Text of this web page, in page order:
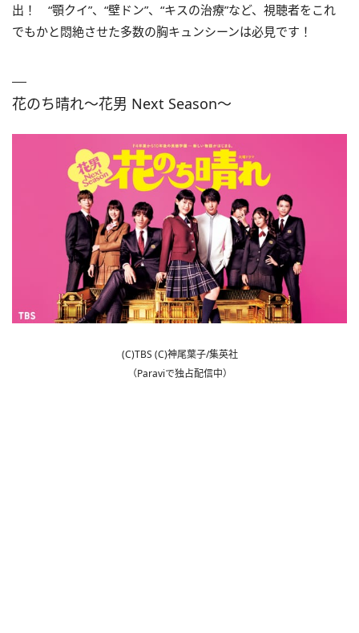
出！ “顎クイ”、“壁ドン”、“キスの治療”など、視聴者をこれ
でもかと悶絶させた多数の胸キュンシーンは必見です！
花のち晴れ～花男 Next Season～
(C)TBS (C)神尾葉子/集英社
（Paraviで独占配信中）